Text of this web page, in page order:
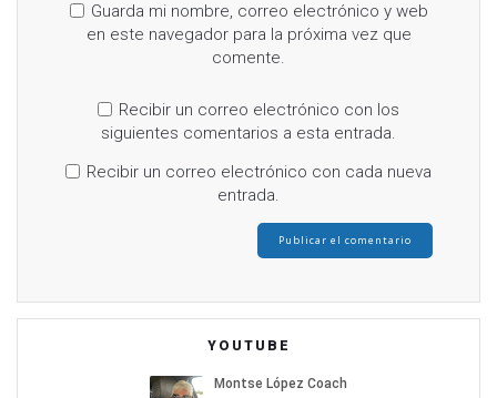
Guarda mi nombre, correo electrónico y web
en este navegador para la próxima vez que
comente.
Recibir un correo electrónico con los
siguientes comentarios a esta entrada.
Recibir un correo electrónico con cada nueva
entrada.
YOUTUBE